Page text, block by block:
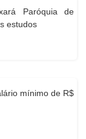
Paróquia de
estudos
mínimo de R$